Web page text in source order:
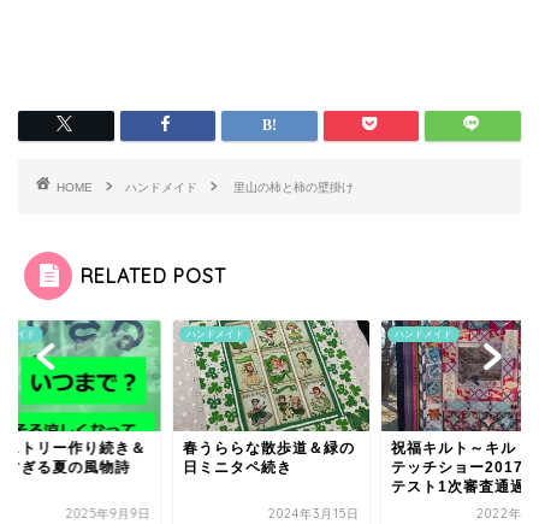
HOME ハンドメイド 里山の柿と柿の壁掛け
RELATED POST
メイド
ストリー作り続き＆
すぎる夏の風物詩
2025年9月9日
ハンドメイド
春うららな散歩道＆緑の
日ミニタペ続き
2024年3月15日
ハンドメイド
祝福キルト～キルト
テッチショー2017
テスト1次審査通過
2022年1